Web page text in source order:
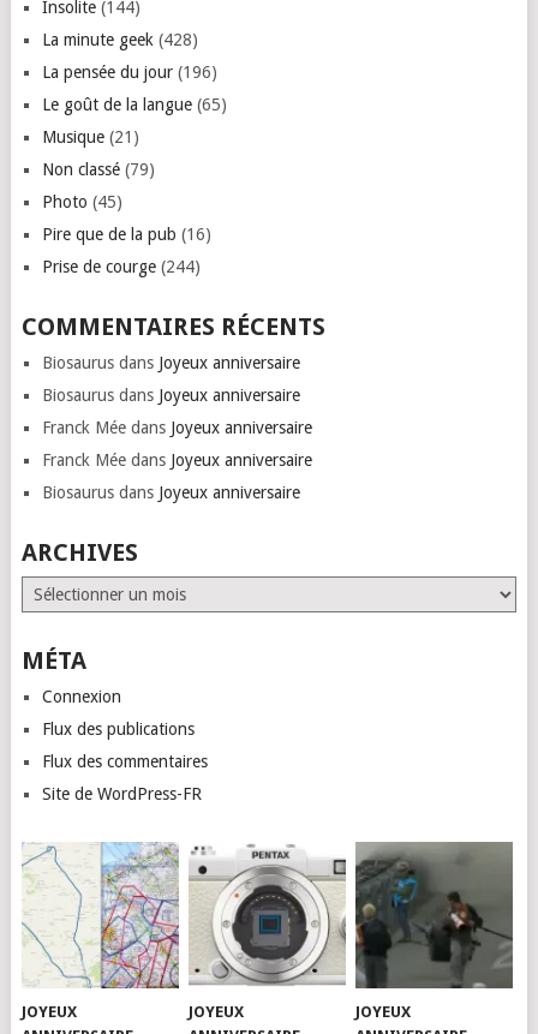
Insolite(144)
La minute geek(428)
La pensée du jour(196)
Le goût de la langue(65)
Musique(21)
Non classé(79)
Photo (45)
Pire que de la pub (16)
Prise de courge(244)
COMMENTAIRES RÉCENTS
Biosaurusdans Joyeux anniversaire
Biosaurusdans Joyeux anniversaire
Franck Méedans Joyeux anniversaire
Franck Méedans Joyeux anniversaire
Biosaurusdans Joyeux anniversaire
ARCHIVES
Archives
MÉTA
Connexion
Flux des publications
Flux des commentaires
Site de WordPress-FR
JOYEUX
JOYEUX
JOYEUX